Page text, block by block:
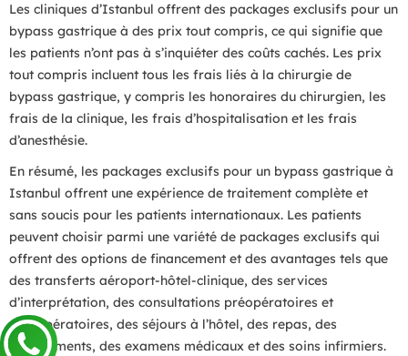
Les cliniques d’Istanbul offrent des packages exclusifs pour un
bypass gastrique à des prix tout compris, ce qui signifie que
les patients n’ont pas à s’inquiéter des coûts cachés. Les prix
tout compris incluent tous les frais liés à la chirurgie de
bypass gastrique, y compris les honoraires du chirurgien, les
frais de la clinique, les frais d’hospitalisation et les frais
d’anesthésie.
En résumé, les packages exclusifs pour un bypass gastrique à
Istanbul offrent une expérience de traitement complète et
sans soucis pour les patients internationaux. Les patients
peuvent choisir parmi une variété de packages exclusifs qui
offrent des options de financement et des avantages tels que
des transferts aéroport-hôtel-clinique, des services
d’interprétation, des consultations préopératoires et
postopératoires, des séjours à l’hôtel, des repas, des
médicaments, des examens médicaux et des soins infirmiers.